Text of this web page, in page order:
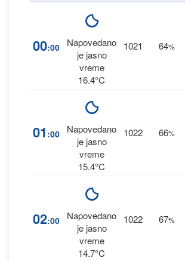
00:00
Napovedano
je jasno
vreme
16.4°C
1021 64%
01 :00
Napovedano
je jasno
vreme
15.4°C
1022 66%
02:00
Napovedano
je jasno
vreme
14.7°C
1022 67%